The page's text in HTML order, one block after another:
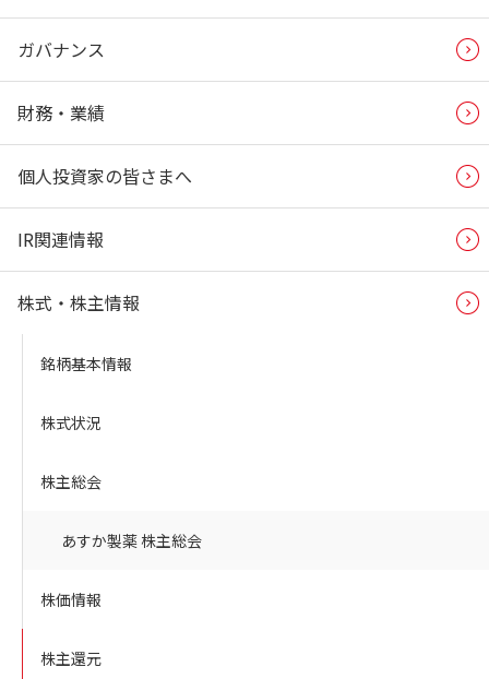
ガバナンス
財務・業績
個人投資家の皆さまへ
IR関連情報
株式・株主情報
銘柄基本情報
株式状況
株主総会
あすか製薬 株主総会
株価情報
株主還元